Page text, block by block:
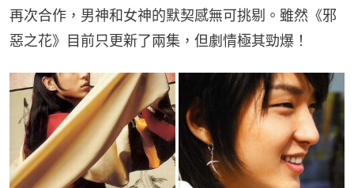
再次合作，男神和女神的默契感無可挑剔。雖然《邪
惡之花》目前只更新了兩集，但劇情極其勁爆！